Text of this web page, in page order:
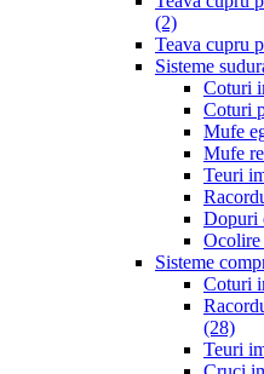
(2)
Teava cupru
Sisteme
Coturi
Coturi
Mufe
Mufe
Teuri
Dopuri
Ocolire
Sisteme
Coturi
(28)
Teuri